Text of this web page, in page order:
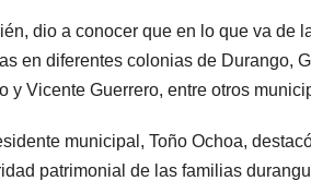
dio a conocer que en lo que va de
en diferentes colonias de Durango,
y Vicente Guerrero, entre otros
municipal, Toño Ochoa,
patrimonial de las familias